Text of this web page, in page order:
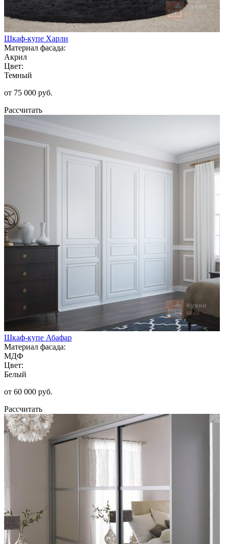
Шкаф-купе Харли
Материал фасада:
Акрил
Цвет:
Темный
от 75 000 руб.
Рассчитать
Шкаф-купе Абафар
Материал фасада:
МДФ
Цвет:
Белый
от 60 000 руб.
Рассчитать